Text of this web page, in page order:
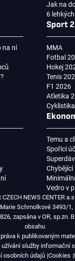
Jak na
6
na ní
Sport
MMA
Fotbal
Hokej
Tenis
F1 2026
Atletika
Temu a
Spořicí
Vedro v
NEWS CENTER
Schmolkové 3493/1,
zapsána v OR, sp.zn.
obsahu
k publikovaným
užívání služby informační
osobních údajů Cookies